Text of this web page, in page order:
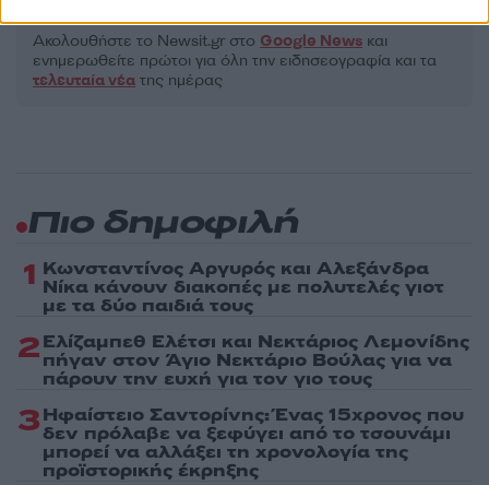
Ακολουθήστε το Νewsit.gr στο Google News και
ενημερωθείτε πρώτοι για όλη την ειδησεογραφία και τα
τελευταία νέα της ημέρας
Πιο δημοφιλή
1 Κωνσταντίνος Αργυρός και Αλεξάνδρα
Νίκα κάνουν διακοπές με πολυτελές γιοτ
με τα δύο παιδιά τους
2Ελίζαμπεθ Ελέτσι και Νεκτάριος Λεμονίδης
πήγαν στον Άγιο Νεκτάριο Βούλας για να
πάρουν την ευχή για τον γιο τους
3Ηφαίστειο Σαντορίνης: Ένας 15χρονος που
δεν πρόλαβε να ξεφύγει από το τσουνάμι
μπορεί να αλλάξει τη χρονολογία της
προϊστορικής έκρηξης